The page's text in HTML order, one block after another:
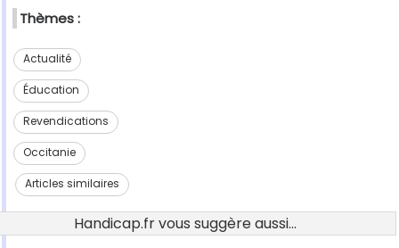
Thèmes :
Actualité
Éducation
Revendications
Occitanie
Articles similaires
Handicap.fr vous suggère aussi...